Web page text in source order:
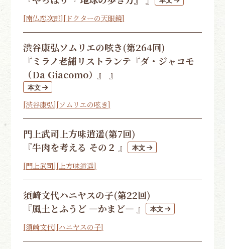
[南仏恋次郎][ドクターの天眼鏡]
渋谷康弘ソムリエの呟き(第264回)
『ミラノ老舗リストランテ『ダ・ジャコモ
（Da Giacomo）』 』
[渋谷康弘][ソムリエの呟き]
門上武司 上方味逍遥(第7回)
『牛肉を考える その２ 』
[門上武司][上方味逍遥]
須崎文代ハニヤスの子(第22回)
『風土とふうど ―かまど― 』
[須崎文代][ハニヤスの子]